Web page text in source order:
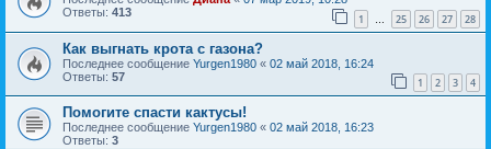
Ответы: 413 1 … 25 26 27 28
Как выгнать крота с газона?
Последнее сообщение Yurgen1980 « 02 май 2018, 16:24
Ответы: 57 1 2 3 4
Помогите спасти кактусы!
Последнее сообщение Yurgen1980 « 02 май 2018, 16:23
Ответы: 3